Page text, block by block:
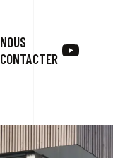
NOUS
CONTACTER